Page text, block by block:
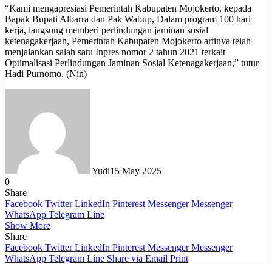
“Kami mengapresiasi Pemerintah Kabupaten Mojokerto, kepada
Bapak Bupati Albarra dan Pak Wabup, Dalam program 100 hari
kerja, langsung memberi perlindungan jaminan sosial
ketenagakerjaan, Pemerintah Kabupaten Mojokerto artinya telah
menjalankan salah satu Inpres nomor 2 tahun 2021 terkait
Optimalisasi Perlindungan Jaminan Sosial Ketenagakerjaan,” tutur
Hadi Purnomo. (Nin)
Yudi15 May 2025
0
Share
Facebook Twitter LinkedIn Pinterest Messenger Messenger
WhatsApp Telegram Line
Show More
Share
Facebook Twitter LinkedIn Pinterest Messenger Messenger
WhatsApp Telegram Line Share via Email Print